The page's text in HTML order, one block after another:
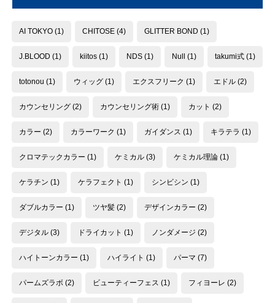
AI TOKYO (1) CHITOSE (4) GLITTER BOND (1)
J.BLOOD (1) kiitos (1) NDS (1) Null (1) takumi式 (1)
totonou (1) ウィッグ (1) エクスフリーク (1) エドル (2)
カウンセリング (2) カウンセリング術 (1) カット (2)
カラー (2) カラーワーク (1) ガイダンス (1) キラテラ (1)
クロマテックカラー (1) ケミカル (3) ケミカル理論 (1)
ケラチン (1) ケラフェクト (1) シンビシン (1)
ダブルカラー (1) ツヤ髪 (2) デザインカラー (2)
デジタル (3) ドライカット (1) ノンダメージ (2)
ハイトーンカラー (1) ハイライト (1) パーマ (7)
パームズラボ (2) ビューティーフェス (1) フィヨーレ (2)